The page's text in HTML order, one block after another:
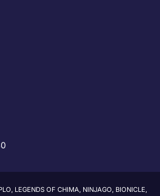
LEGENDS OF CHIMA, NINJAGO, BIONICLE,